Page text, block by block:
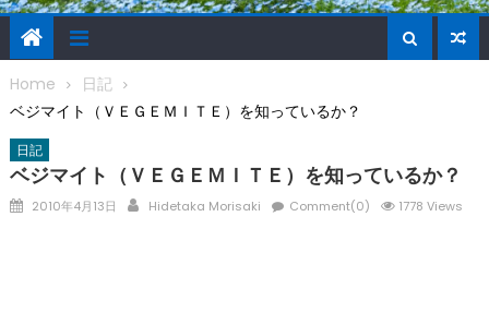
Home
日記
ベジマイト（ＶＥＧＥＭＩＴＥ）を知っているか？
日記
ベジマイト（ＶＥＧＥＭＩＴＥ）を知っているか？
Posted
2010年4月13日 Author
Hidetaka Morisaki Comment(0) 1778 Views